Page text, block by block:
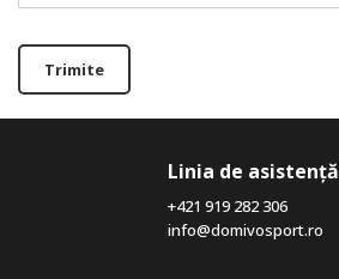
Trimite
Linia de asistență
+421 919 282 306
info@domivosport.ro